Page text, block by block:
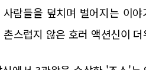
람들을 덮치며 벌어지는 이
스럽지 않은 호러 액션신이